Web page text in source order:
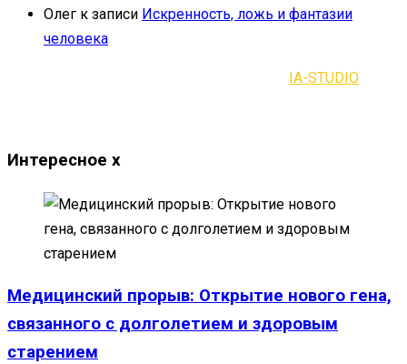
Олег к записи Искренность, ложь и фантазии
человека
IA-STUDIO
Интересное x
Медицинский прорыв: Открытие нового гена,
связанного с долголетием и здоровым
старением